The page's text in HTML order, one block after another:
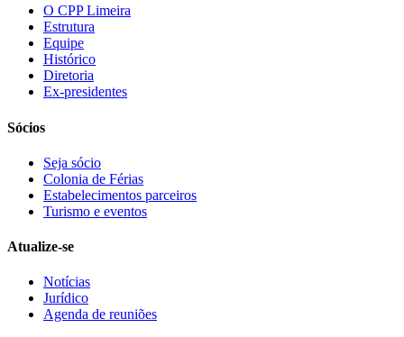
O CPP Limeira
Estrutura
Equipe
Histórico
Diretoria
Ex-presidentes
Sócios
Seja sócio
Colonia de Férias
Estabelecimentos parceiros
Turismo e eventos
Atualize-se
Notícias
Jurídico
Agenda de reuniões